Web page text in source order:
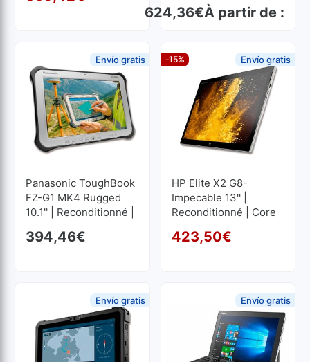
Le prix initial était :
Le prix actuel est :
À partir de :
624,36€
Panasonic ToughBook
FZ-G1 MK4 Rugged
10.1'' | Reconditionné |
RAM | 128 GB SSD
394,46€
Envío gratis
HP Elite X2 G8-
Impecable 13'' |
Reconditionné | Core
| 256 GB SSD M2
423,50€
-15% Envío gratis
Envío gratis Envío gratis